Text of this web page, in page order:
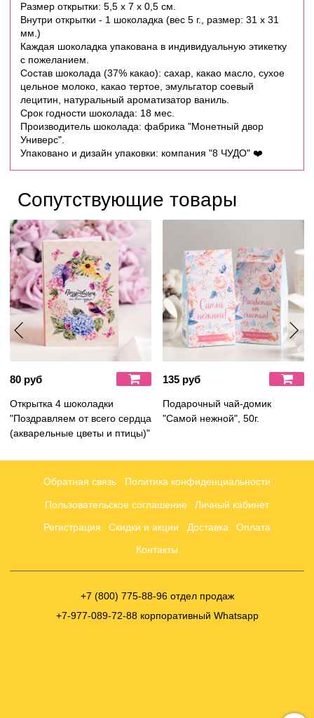
Размер открытки: 5,5 х 7 х 0,5 см.
Внутри открытки - 1 шоколадка (вес 5 г., размер: 31 х 31
мм.)
Каждая шоколадка упакована в индивидуальную этикетку
с пожеланием.
Состав шоколада (37% какао): сахар, какао масло, сухое
цельное молоко, какао тертое, эмульгатор соевый
лецитин, натуральный ароматизатор ваниль.
Срок годности шоколада: 18 мес.
Производитель шоколада: фабрика "Монетный двор
Универс".
Упаковано и дизайн упаковки: компания "8 ЧУДО" ❤️
Сопутствующие товары
80 руб
Открытка 4 шоколадки
"Поздравляем от всего сердца
(акварельные цветы и птицы)"
135 руб
Подарочный чай-домик
"Самой нежной", 50г.
Обратная связь Политика конфиденциальности
Пользовательское соглашение Личный кабинет
Регистрация Скидки и акции Доставка Оплата
Контакты
+7 (800) 775-88-96 отдел продаж
+7-977-089-72-88 корпоративный Whatsapp